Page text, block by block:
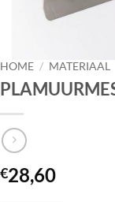
HOME / MATERIAAL
€28,60